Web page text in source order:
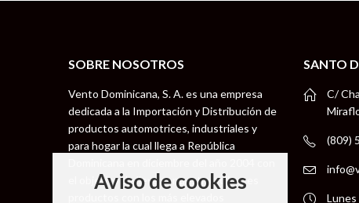
SOBRE NOSOTROS
Vento Dominicana, S. A. es una empresa
dedicada a la Importación y Distribución de
productos automotrices, industriales y
para hogar la cual llega a República
el objetivo de llevar a nuestros clientes
SANTO
C/
(809)
Lunes
Aviso de cookies